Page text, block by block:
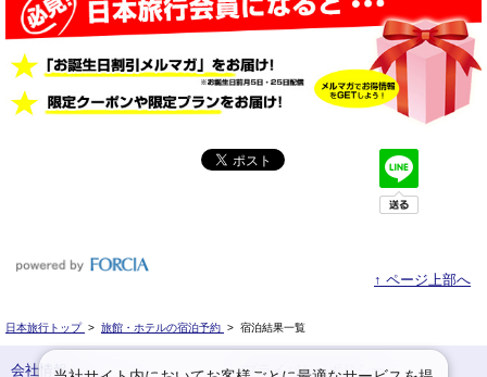
↑ ページ上部へ
日本旅行トップ > 旅館・ホテルの宿泊予約 > 宿泊結果一覧
会社情報 プライバシーポリシー